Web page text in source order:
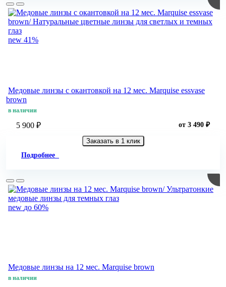
new 41%
Медовые линзы c окантовкой на 12 мес. Marquise essvase
brown
в наличии
5 900 ₽ от 3 490 ₽
Заказать в 1 клик
Подробнее
new до 60%
Медовые линзы на 12 мес. Marquise brown
в наличии